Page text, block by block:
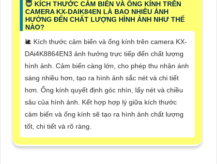
😇 KÍCH THƯỚC CẢM BIẾN VÀ ỐNG KÍNH TRÊN
CAMERA KX-DAIK84EN LÀ BAO NHIÊU ẢNH
HƯỞNG ĐẾN CHẤT LƯỢNG HÌNH ẢNH NHƯ THẾ
NÀO?
🐌 Kích thước cảm biến và ống kính trên camera KX-
DAi4K8864EN3 ảnh hưởng trực tiếp đến chất lượng
hình ảnh. Cảm biến càng lớn, cho phép thu nhận ánh
sáng nhiều hơn, tạo ra hình ảnh sắc nét và chi tiết
hơn. Ống kính quyết định góc nhìn, lấy nét và chiều
sâu của hình ảnh. Kết hợp hợp lý giữa kích thước
cảm biến và ống kính sẽ tạo ra hình ảnh chất lượng
tốt, chi tiết và rõ ràng.